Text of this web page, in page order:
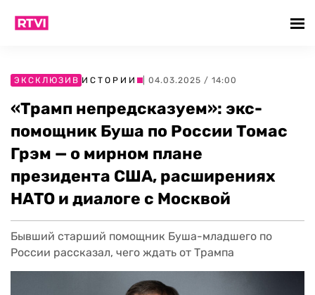
ЭКСКЛЮЗИВ ИСТОРИИ | 04.03.2025 / 14:00
«Трамп непредсказуем»: экс-
помощник Буша по России Томас
Грэм — о мирном плане
президента США, расширениях
НАТО и диалоге с Москвой
Бывший старший помощник Буша-младшего по
России рассказал, чего ждать от Трампа